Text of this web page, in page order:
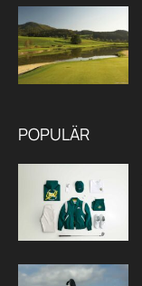
POPULÄR